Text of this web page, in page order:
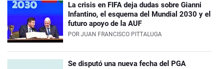
La crisis en FIFA deja dudas sobre Gianni
Infantino, el esquema del Mundial 2030 y el
futuro apoyo de la AUF
POR JUAN FRANCISCO PITTALUGA
Se disputó una nueva fecha del PGA